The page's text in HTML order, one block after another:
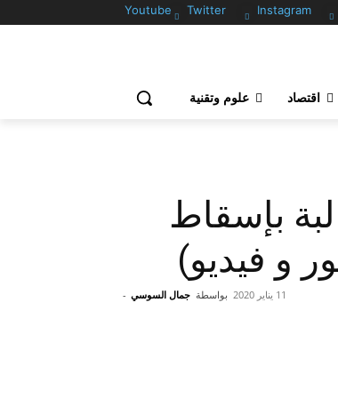
Instagram
Twitter
Youtube
اقتصاد علوم وتقنية
بإسقاط
و فيديو)
بواسطة جمال السوسي - 11 يناير 2020